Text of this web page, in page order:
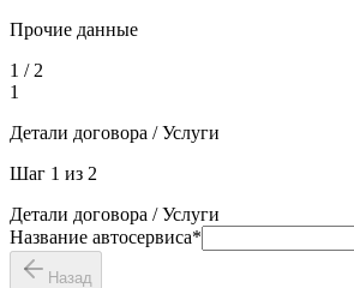
Прочие данные
1 / 2
1
Детали договора / Услуги
Шаг 1 из 2
Детали договора / Услуги
Название автосервиса*
Назад